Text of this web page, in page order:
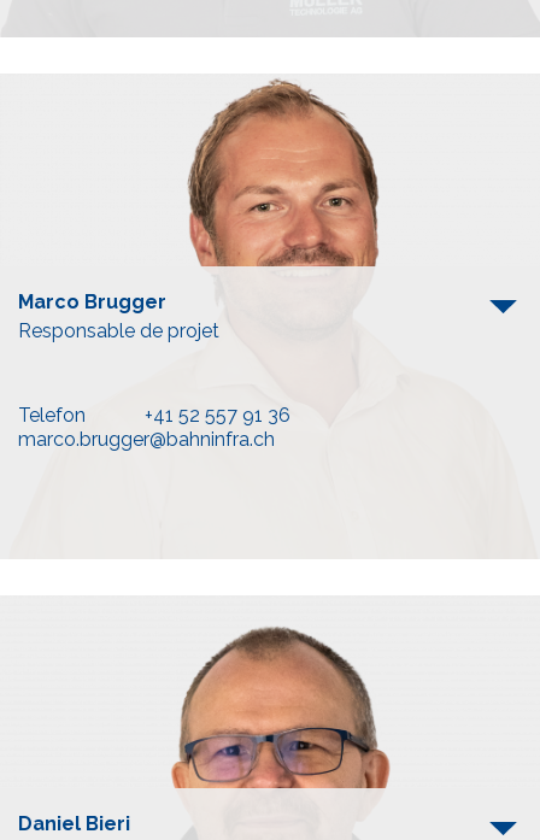
Marco Brugger
Responsable de projet
Telefon
+41 52 557 91 36
marco.brugger@bahninfra.ch
Daniel Bieri